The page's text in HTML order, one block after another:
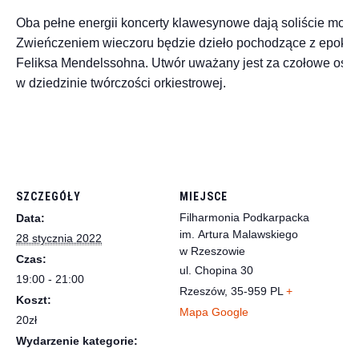
Oba pełne energii koncerty klawesynowe dają soliście
Zwieńczeniem wieczoru będzie dzieło pochodzące z epoki
Feliksa Mendelssohna. Utwór uważany jest za czołowe
w dziedzinie twórczości orkiestrowej.
SZCZEGÓŁY
Data:
28 stycznia 2022
Czas:
19:00 - 21:00
Koszt:
20zł
Wydarzenie kategorie:
MIEJSCE
Filharmonia Podkarpacka
im. Artura Malawskiego
w Rzeszowie
ul. Chopina 30
Rzeszów, 35-959 PL +
Mapa Google